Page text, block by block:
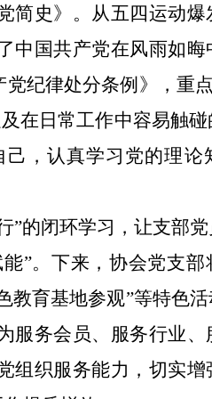
简史》。从五四运动
中国共产党在风雨如晦
纪律处分条例》，重
在日常工作中容易触碰
，认真学习党的理论
”的闭环学习，让支部
”。下来，协会党支部
教育基地参观”等特色
服务会员、服务行业、
组织服务能力，切实增